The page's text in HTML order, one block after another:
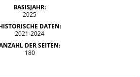
BASISJAHR:
2025
DATEN:
2021-2024
DER SEITEN:
180